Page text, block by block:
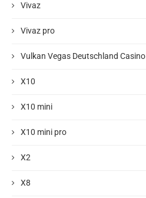
Vivaz
Vivaz pro
Vulkan Vegas Deutschland Casino
X10
X10 mini
X10 mini pro
X2
X8